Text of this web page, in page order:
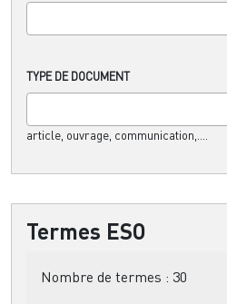
TYPE DE DOCUMENT
article, ouvrage, communication,....
Termes ESO
Nombre de termes : 30